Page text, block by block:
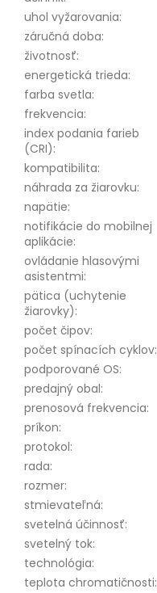
uhol vyžarovania:
záručná doba:
životnosť:
energetická trieda:
farba svetla:
frekvencia:
index podania farieb
(CRI):
kompatibilita:
náhrada za žiarovku:
napätie:
notifikácie do mobilnej
aplikácie:
ovládanie hlasovými
asistentmi:
pätica (uchytenie
žiarovky):
počet čipov:
počet spínacích cyklov:
podporované OS:
predajný obal:
prenosová frekvencia:
príkon:
protokol:
rada:
rozmer:
stmievateľná:
svetelná účinnosť:
svetelný tok:
technológia:
teplota chromatičnosti: